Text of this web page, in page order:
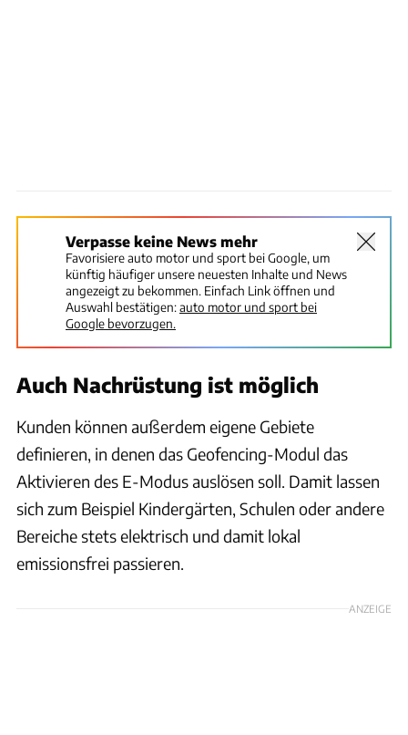
Verpasse keine News mehr
Favorisiere auto motor und sport bei Google, um
künftig häufiger unsere neuesten Inhalte und News
angezeigt zu bekommen. Einfach Link öffnen und
Auswahl bestätigen:auto motor und sport bei
Google bevorzugen.
Auch Nachrüstung ist möglich
Kunden können außerdem eigene Gebiete
definieren, in denen das Geofencing-Modul das
Aktivieren des E-Modus auslösen soll. Damit lassen
sich zum Beispiel Kindergärten, Schulen oder andere
Bereiche stets elektrisch und damit lokal
emissionsfrei passieren.
ANZEIGE